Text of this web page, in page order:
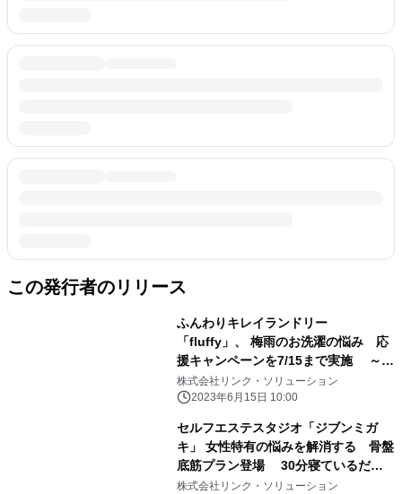
この発行者のリリース
ふんわりキレイランドリー
「fluffy」、 梅雨のお洗濯の悩み 応
援キャンペーンを7/15まで実施 ～メ
ールアドレス登録でお得なクーポンが
もらえます～
株式会社リンク・ソリューション
2023年6月15日 10:00
セルフエステスタジオ「ジブンミガ
キ」 女性特有の悩みを解消する 骨盤
底筋プラン登場 30分寝ているだけ
ダイエットに新メニュー
株式会社リンク・ソリューション